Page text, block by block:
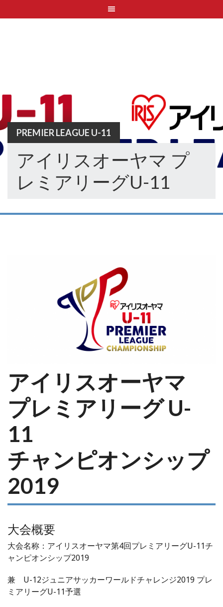
to
PREMIER LEAGUE U-11
アイリスオーヤマ プ
レミアリーグU-11
アイリスオーヤマ
プレミアリーグ U-
11
チャンピオンシップ
2019
大会概要
大会名称：アイリスオーヤマ第4回プレミアリーグU-11チ
ャンピオンシップ2019
兼 U-12ジュニアサッカーワールドチャレンジ2019 プレ
ミアリーグU-11予選